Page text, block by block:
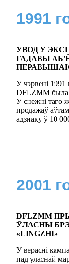
1991
УВОД У
ГАДАВЫ
У чэрвені 1991
DFLZMM была
У снежні таго
продажаў
адзнаку ў 10
2001
DFLZMM
ЎЛАСНЫ
«LINGZHI»
У верасні
пад уласнай